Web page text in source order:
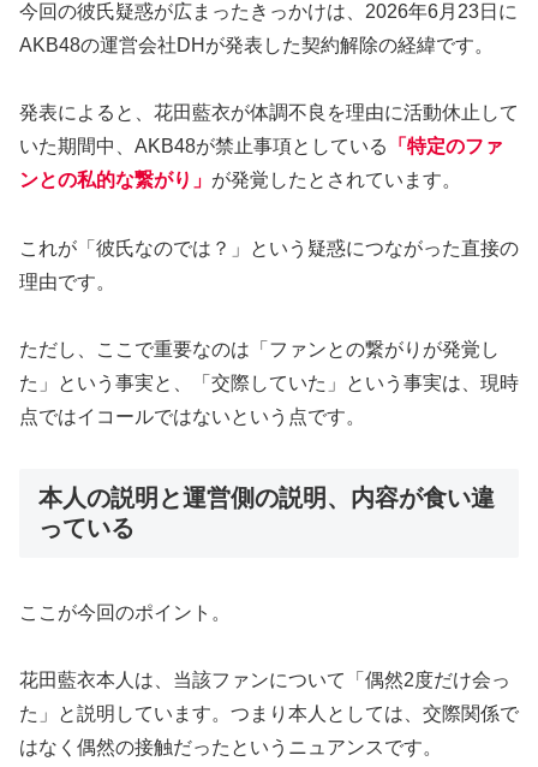
今回の彼氏疑惑が広まったきっかけは、2026年6月23日に
AKB48の運営会社DHが発表した契約解除の経緯です。
発表によると、花田藍衣が体調不良を理由に活動休止して
いた期間中、AKB48が禁止事項としている
「特定のファ
ンとの私的な繋がり」 が発覚したとされています。
これが「彼氏なのでは？」という疑惑につながった直接の
理由です。
ただし、ここで重要なのは「ファンとの繋がりが発覚し
た」という事実と、「交際していた」という事実は、現時
点ではイコールではないという点です。
本人の説明と運営側の説明、内容が食い違
っている
ここが今回のポイント。
花田藍衣本人は、当該ファンについて「偶然2度だけ会っ
た」と説明しています。つまり本人としては、交際関係で
はなく偶然の接触だったというニュアンスです。